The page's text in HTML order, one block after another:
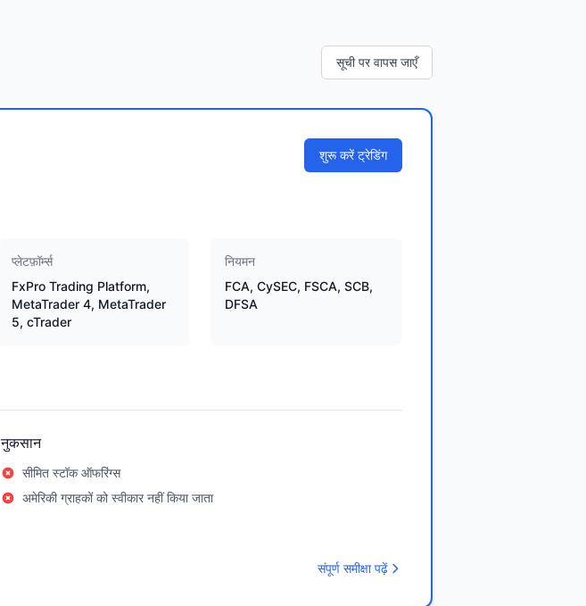
सूची पर वापस जाएँ
शुरू करें ट्रेडिंग
प्लेटफ़ॉर्म्स
FxPro Trading Platform,
MetaTrader 4, MetaTrader
5, cTrader
नियमन
FCA, CySEC, FSCA, SCB,
DFSA
नुकसान
सीमित स्टॉक ऑफरिंग्स
अमेरिकी ग्राहकों को स्वीकार नहीं किया जाता
संपूर्ण समीक्षा पढ़ें